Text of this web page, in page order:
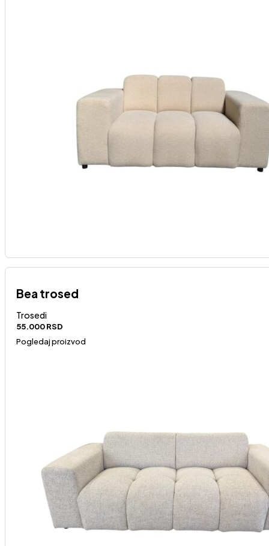
Bea trosed
Trosedi
55.000RSD
Pogledaj proizvod